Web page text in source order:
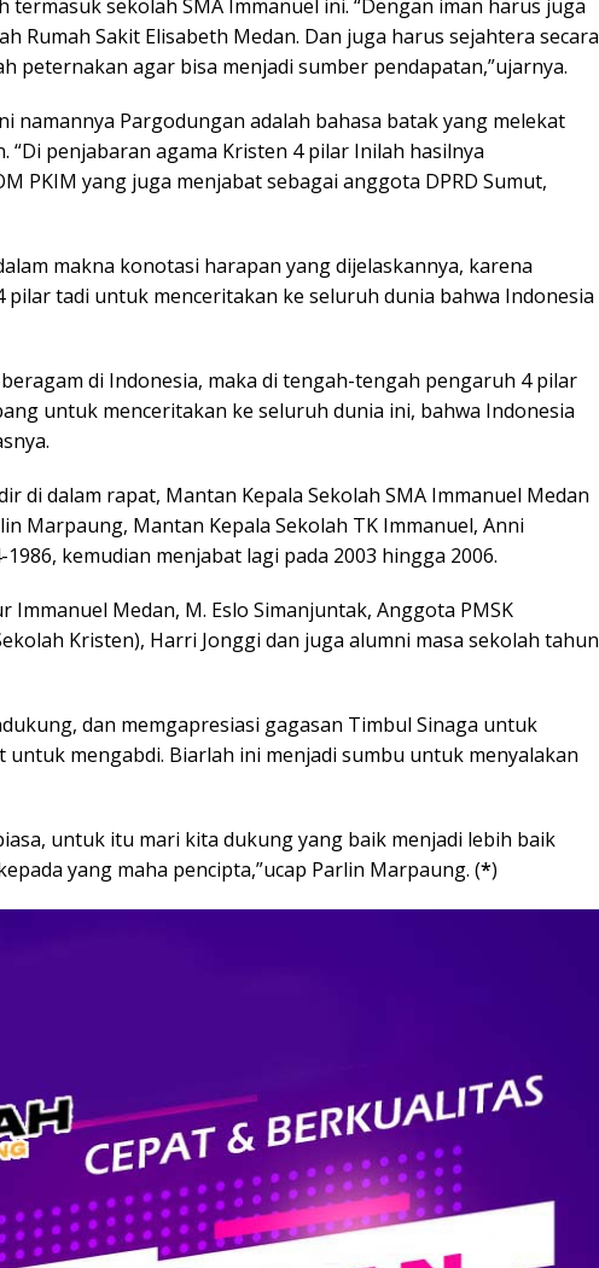
termasuk sekolah SMA Immanuel ini. “Dengan iman harus juga
Rumah Sakit Elisabeth Medan. Dan juga harus sejahtera secara
peternakan agar bisa menjadi sumber pendapatan,”ujarnya.
namannya Pargodungan adalah bahasa batak yang melekat
“Di penjabaran agama Kristen 4 pilar Inilah hasilnya
PKIM yang juga menjabat sebagai anggota DPRD Sumut,
makna konotasi harapan yang dijelaskannya, karena
tadi untuk menceritakan ke seluruh dunia bahwa Indonesia
di Indonesia, maka di tengah-tengah pengaruh 4 pilar
untuk menceritakan ke seluruh dunia ini, bahwa Indonesia
di dalam rapat, Mantan Kepala Sekolah SMA Immanuel Medan
Marpaung, Mantan Kepala Sekolah TK Immanuel, Anni
kemudian menjabat lagi pada 2003 hingga 2006.
Immanuel Medan, M. Eslo Simanjuntak, Anggota PMSK
Kristen), Harri Jonggi dan juga alumni masa sekolah tahun
dan memgapresiasi gagasan Timbul Sinaga untuk
untuk mengabdi. Biarlah ini menjadi sumbu untuk menyalakan
untuk itu mari kita dukung yang baik menjadi lebih baik
yang maha pencipta,”ucap Parlin Marpaung. (*)